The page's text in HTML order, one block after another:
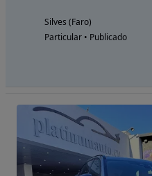
Silves (Faro)
Particular • Publicado